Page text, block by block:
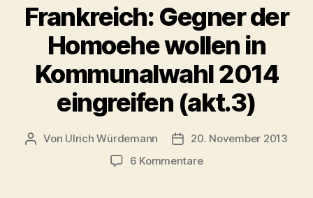
Frankreich: Gegner der
Homoehe wollen in
Kommunalwahl 2014
eingreifen (akt.3)
Beitragsautor
Von Ulrich Würdemann Beitragsdatum
20. November 2013
6 Kommentarezu